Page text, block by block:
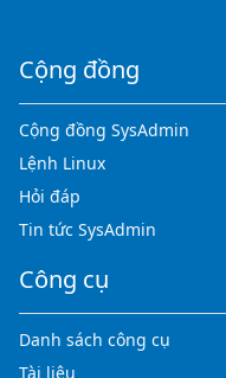
Cộng đồng
Cộng đồng SysAdmin
Lệnh Linux
Hỏi đáp
Tin tức SysAdmin
Công cụ
Danh sách công cụ
Tài liệu